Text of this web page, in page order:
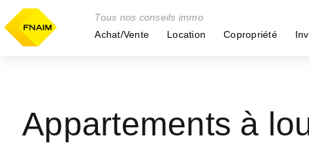
Tous nos conseils immo
Achat/Vente
Location Copropriété
Appartements à